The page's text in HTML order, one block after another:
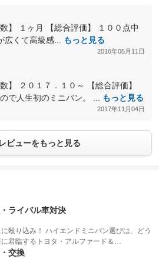
】 １ヶ月 【総合評価】 １００点中
広くて高級感...
もっと見る
2016年05月11日
】 ２０１７．１０～ 【総合評価】
で人生初のミニバン。 ...
もっと見る
2017年11月04日
ビューをもっと見る
ライバル車対決
殴り込み！ ハイエンドミニバン選びは、どう
君臨するトヨタ・アルファード＆…
交換